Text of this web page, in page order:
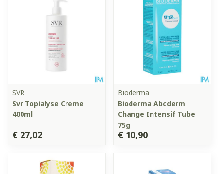
SVR
Svr Topialyse Creme
400ml
€ 27,02
Bioderma
Bioderma Abcderm
Change Intensif Tube
75g
€ 10,90